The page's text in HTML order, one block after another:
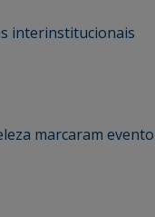
interinstitucionais
marcaram evento